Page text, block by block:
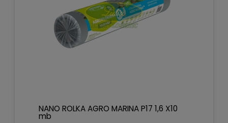
NANO ROLKA AGRO MARINA P17 1,6 X10
mb